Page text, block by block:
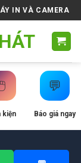
IN VÀ CAMERA
kiện
💬
Báo giá ngay